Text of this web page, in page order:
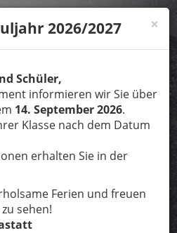
MENÜ
×
2026/2027
Schüler,
informieren wir Sie über
14. September 2026.
Klasse nach dem Datum
erhalten Sie in der
Ferien und freuen
sehen!